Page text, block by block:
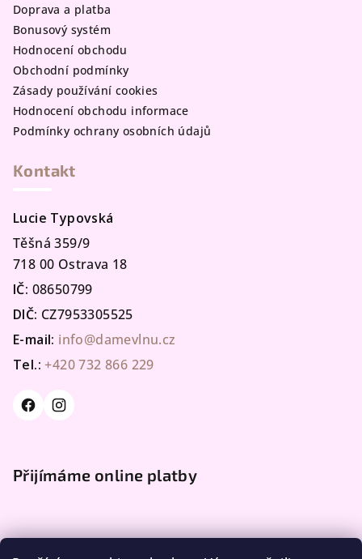
Doprava a platba
Bonusový systém
Hodnocení obchodu
Obchodní podmínky
Zásady používání cookies
Hodnocení obchodu informace
Podmínky ochrany osobních údajů
Kontakt
Lucie Typovská
Těšná 359/9
718 00 Ostrava 18
IČ: 08650799
DIČ: CZ7953305525
E-mail: info@damevlnu.cz
Tel.: +420 732 866 229
Přijímáme online platby